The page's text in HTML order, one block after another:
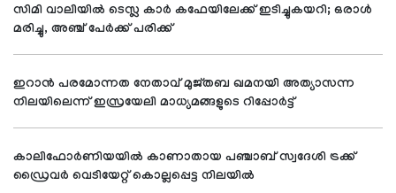
സിമി വാലിയില്‍ ടെസ്ല കാര്‍ കഫേയിലേക്ക് ഇടിച്ചുകയറി; ഒരാള്‍
മരിച്ചു, അഞ്ച് പേര്‍ക്ക് പരിക്ക്
ഇറാന്‍ പരമോന്നത നേതാവ് മുജ്തബ ഖമനയി അത്യാസന്ന
നിലയിലെന്ന് ഇസ്രയേലി മാധ്യമങ്ങളുടെ റിപ്പോര്‍ട്ട്
കാലിഫോര്‍ണിയയില്‍ കാണാതായ പഞ്ചാബ് സ്വദേശി ട്രക്ക്
ഡ്രൈവര്‍ വെടിയേറ്റ് കൊല്ലപ്പെട്ട നിലയില്‍